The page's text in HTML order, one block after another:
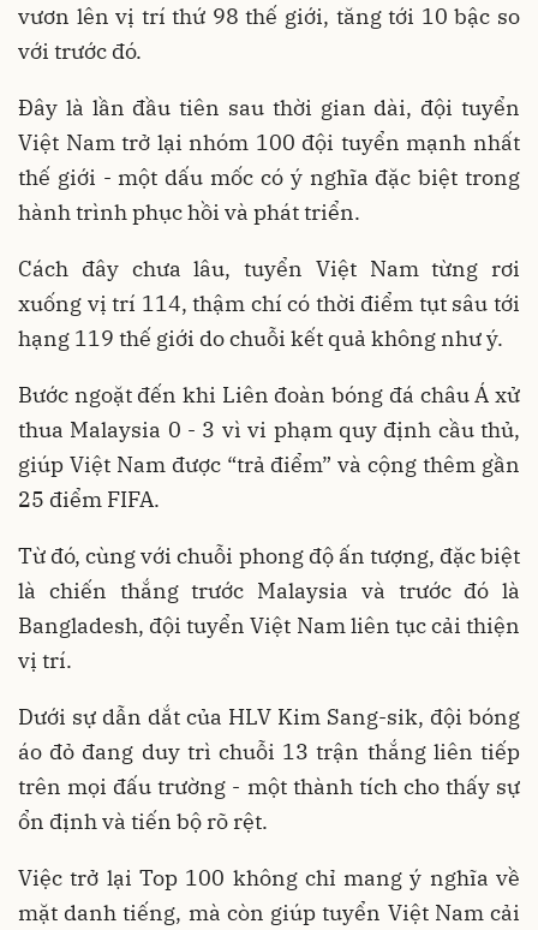
vươn lên vị trí thứ 98 thế giới, tăng tới 10 bậc so
với trước đó.
Đây là lần đầu tiên sau thời gian dài, đội tuyển
Việt Nam trở lại nhóm 100 đội tuyển mạnh nhất
thế giới - một dấu mốc có ý nghĩa đặc biệt trong
hành trình phục hồi và phát triển.
Cách đây chưa lâu, tuyển Việt Nam từng rơi
xuống vị trí 114, thậm chí có thời điểm tụt sâu tới
hạng 119 thế giới do chuỗi kết quả không như ý.
Bước ngoặt đến khi Liên đoàn bóng đá châu Á xử
thua Malaysia 0 - 3 vì vi phạm quy định cầu thủ,
giúp Việt Nam được “trả điểm” và cộng thêm gần
25 điểm FIFA.
Từ đó, cùng với chuỗi phong độ ấn tượng, đặc biệt
là chiến thắng trước Malaysia và trước đó là
Bangladesh, đội tuyển Việt Nam liên tục cải thiện
vị trí.
Dưới sự dẫn dắt của HLV Kim Sang-sik, đội bóng
áo đỏ đang duy trì chuỗi 13 trận thắng liên tiếp
trên mọi đấu trường - một thành tích cho thấy sự
ổn định và tiến bộ rõ rệt.
Việc trở lại Top 100 không chỉ mang ý nghĩa về
mặt danh tiếng, mà còn giúp tuyển Việt Nam cải